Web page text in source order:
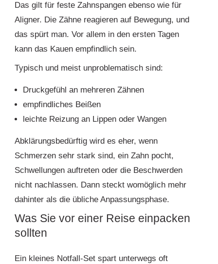
Das gilt für feste Zahnspangen ebenso wie für
Aligner. Die Zähne reagieren auf Bewegung, und
das spürt man. Vor allem in den ersten Tagen
kann das Kauen empfindlich sein.
Typisch und meist unproblematisch sind:
Druckgefühl an mehreren Zähnen
empfindliches Beißen
leichte Reizung an Lippen oder Wangen
Abklärungsbedürftig wird es eher, wenn
Schmerzen sehr stark sind, ein Zahn pocht,
Schwellungen auftreten oder die Beschwerden
nicht nachlassen. Dann steckt womöglich mehr
dahinter als die übliche Anpassungsphase.
Was Sie vor einer Reise einpacken
sollten
Ein kleines Notfall-Set spart unterwegs oft